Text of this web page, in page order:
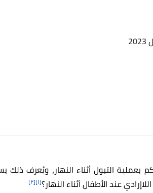
التبول أثناء النهار، ويُعرف ذلك
عند الأطفال أثناء النهار؟[١] [٢]